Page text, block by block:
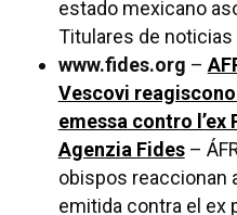
estado mexicano
Titulares de noticias
www.fides.org –
Vescovi
emessa contro l’ex
Agenzia Fides–
obispos reaccionan
emitida contra el ex